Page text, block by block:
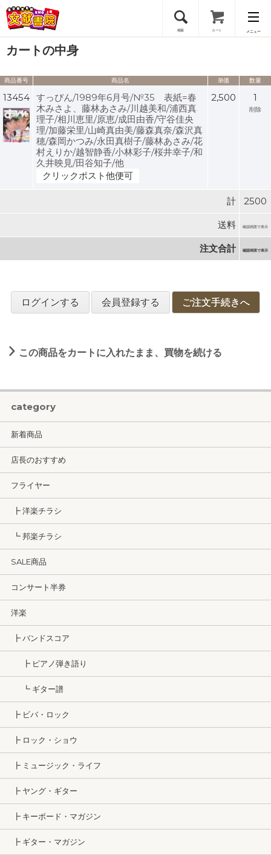
検索 カート メニュー
会員登録
ログイン
カートの中身
商品番号 商品名 単価 数量
13454 すっぴん/1989年6月号/№35 表紙=春
木みさよ、藤林あさみ/川越美和/浦西真
理子/相川恵里/原恵/成田由香/守谷佳央
理/加藤栄里/山崎真由美/藤森真奈/森沢真
穂/森岡かつみ/永田真樹子/藤林あさみ/花
村えりか/越智静香/小林彩子/桜井幸子/和
久井映見/田谷知子/他
クリックポスト他便可
2,500 1
削除
計 2500
送料 確認画面で表示
注文合計 確認画面で表示
ログインする 会員登録する ご注文手続きへ
この商品をカートに入れたまま、買物を続ける
category
新着商品
店長のおすすめ
フライヤー
┣ 洋楽チラシ
┗ 邦楽チラシ
SALE商品
コンサート半券
洋楽
┣ バンドスコア
┣ ピアノ弾き語り
┗ ギター譜
┣ ビバ・ロック
┣ ロック・ショウ
┣ ミュージック・ライフ
┣ ヤング・ギター
┣ キーボード・マガジン
┣ ギター・マガジン